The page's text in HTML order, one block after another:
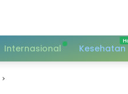
Internasional Kesehatan